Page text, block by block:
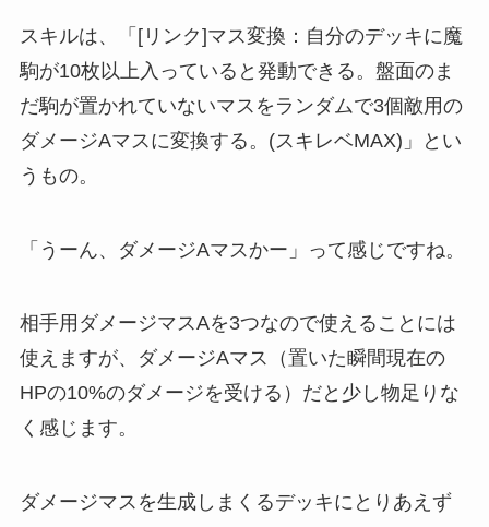
スキルは、「[リンク]マス変換：自分のデッキに魔
駒が10枚以上入っていると発動できる。盤面のま
だ駒が置かれていないマスをランダムで3個敵用の
ダメージAマスに変換する。(スキレベMAX)」とい
うもの。
「うーん、ダメージAマスかー」って感じですね。
相手用ダメージマスAを3つなので使えることには
使えますが、ダメージAマス（置いた瞬間現在の
HPの10%のダメージを受ける）だと少し物足りな
く感じます。
ダメージマスを生成しまくるデッキにとりあえず